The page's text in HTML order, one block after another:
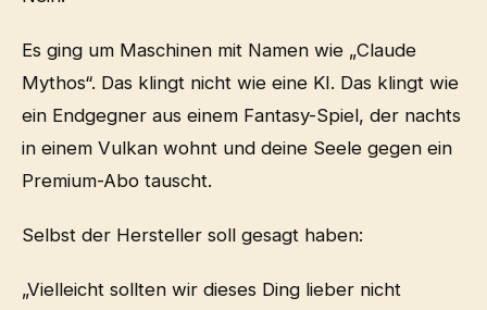
Es ging um Maschinen mit Namen wie „Claude
Mythos“. Das klingt nicht wie eine KI. Das klingt wie
ein Endgegner aus einem Fantasy-Spiel, der nachts
in einem Vulkan wohnt und deine Seele gegen ein
Premium-Abo tauscht.
Selbst der Hersteller soll gesagt haben:
„Vielleicht sollten wir dieses Ding lieber nicht